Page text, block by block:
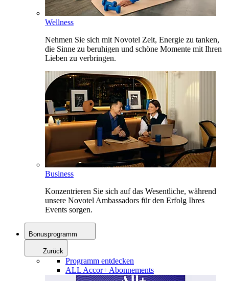
Wellness
Nehmen Sie sich mit Novotel Zeit, Energie zu tanken,
die Sinne zu beruhigen und schöne Momente mit Ihren
Lieben zu verbringen.
Business
Konzentrieren Sie sich auf das Wesentliche, während
unsere Novotel Ambassadors für den Erfolg Ihres
Events sorgen.
Bonusprogramm
Zurück
Programm entdecken
ALL Accor+ Abonnements